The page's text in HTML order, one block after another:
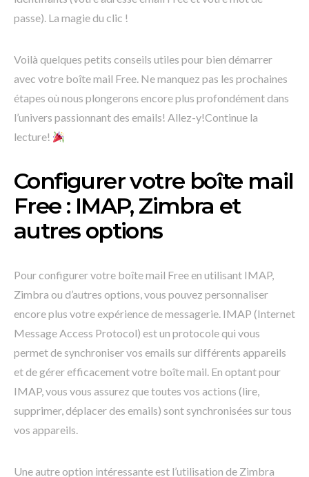
passe). La magie du clic !
Voilà quelques petits conseils utiles pour bien démarrer
avec votre boîte mail Free. Ne manquez pas les prochaines
étapes où nous plongerons encore plus profondément dans
l’univers passionnant des emails! Allez-y!Continue la
lecture!
Configurer votre boîte mail
Free : IMAP, Zimbra et
autres options
Pour configurer votre boîte mail Free en utilisant IMAP,
Zimbra ou d’autres options, vous pouvez personnaliser
encore plus votre expérience de messagerie. IMAP (Internet
Message Access Protocol) est un protocole qui vous
permet de synchroniser vos emails sur différents appareils
et de gérer efficacement votre boîte mail. En optant pour
IMAP, vous vous assurez que toutes vos actions (lire,
supprimer, déplacer des emails) sont synchronisées sur tous
vos appareils.
Une autre option intéressante est l’utilisation de Zimbra